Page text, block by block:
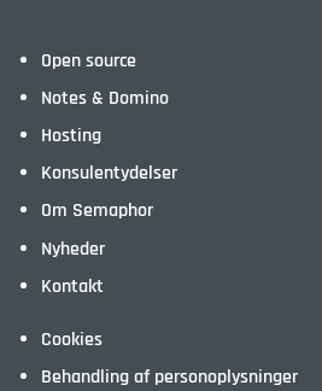
Open source
Notes & Domino
Hosting
Konsulentydelser
Om Semaphor
Nyheder
Kontakt
Cookies
Behandling af personoplysninger